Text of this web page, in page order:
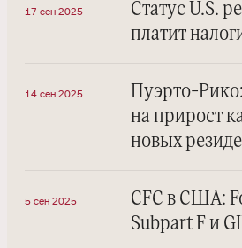
17 сен 2025
Статус U.S.
платит
14 сен 2025
Пуэрто-
на прирост
новых
5 сен 2025
CFC в США:
Subpart F и